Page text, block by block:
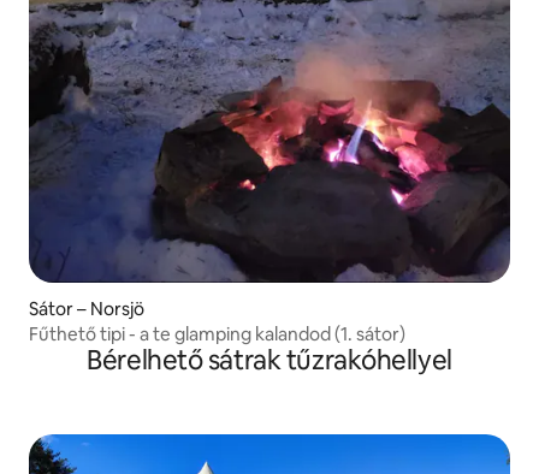
Sátor – Norsjö
Fűthető tipi - a te glamping kalandod (1. sátor)
Bérelhető sátrak tűzrakóhellyel